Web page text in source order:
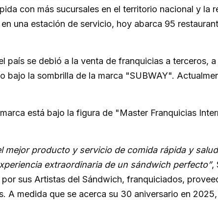
con más sucursales en el territorio nacional y la
una estación de servicio, hoy abarca 95
país se debió a la venta de franquicias a terceros,
bajo la sombrilla de la marca "SUBWAY".
está bajo la figura de "Master Franquicias
mejor producto y servicio de comida rápida y
extraordinaria de un sándwich perfecto”,
sus Artistas del Sándwich, franquiciados,
A medida que se acerca su 30 aniversario en